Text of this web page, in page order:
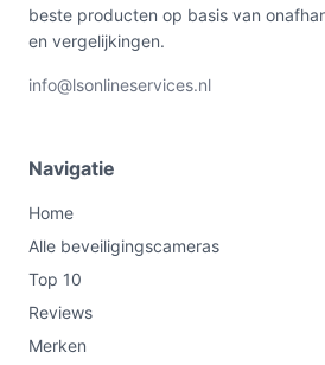
beste producten op basis van
en vergelijkingen.
info@lsonlineservices.nl
Navigatie
Home
Alle beveiligingscameras
Top 10
Reviews
Merken